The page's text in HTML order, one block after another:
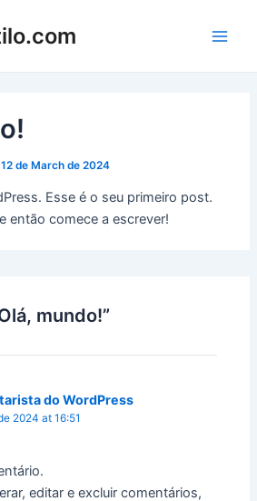
12 de March de 2024
Esse é o seu primeiro post.
então comece a escrever!
mundo!”
do WordPress
2024 at 16:51
editar e excluir comentários,